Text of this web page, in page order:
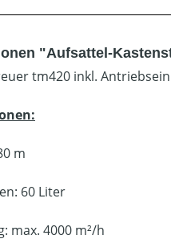
"Aufsattel-
tm420 inkl.
m
60 Liter
max. 4000 m²/h